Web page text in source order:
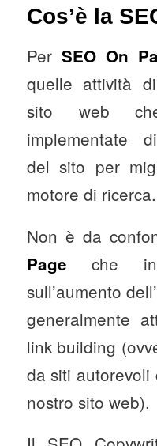
Cos’è la
Per SEO On
quelle attività
sito web
implementate
del sito per
motore di ricerca.
Non è da
Page che
sull’aumento
generalmente
link building
da siti autorevoli
nostro sito web).